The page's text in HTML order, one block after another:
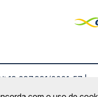
0001-57 |